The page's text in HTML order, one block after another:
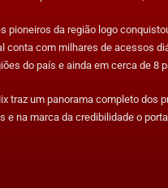
pioneiros da região logo
conta com milhares de acessos
do país e ainda em cerca de 8
traz um panorama completo dos
e na marca da credibilidade o